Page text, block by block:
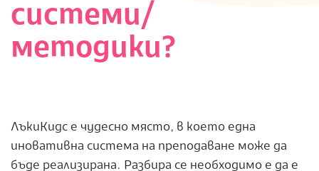
системи/
методики?
ЛъкиКидс е чудесно място, в което една
иновативна система на преподаване може да
бъде реализирана. Разбира се необходимо е да е